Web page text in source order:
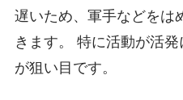
遅いため、軍手などをは
きます。 特に活動が活
が狙い目です。